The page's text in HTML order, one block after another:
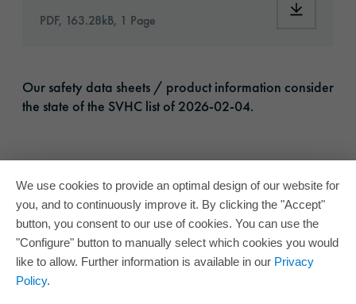
PDF, 163.28kB, 1 Page
Our safety data sheets / product information consider
the state of the SVHC list of 2026-02-04.
We use cookies to provide an optimal design of our website for
you, and to continuously improve it. By clicking the "Accept"
button, you consent to our use of cookies. You can use the
"Configure" button to manually select which cookies you would
like to allow. Further information is available in our Privacy
Policy.